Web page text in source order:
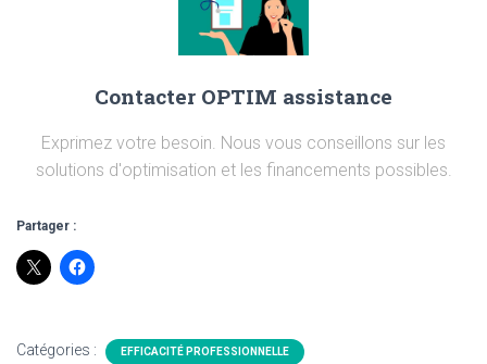
Contacter OPTIM assistance
Exprimez votre besoin. Nous vous conseillons sur les
solutions d'optimisation et les financements possibles.
Partager :
Catégories : EFFICACITÉ PROFESSIONNELLE